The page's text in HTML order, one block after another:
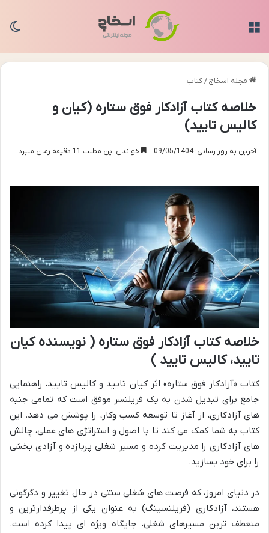
مجله اسخاج/کتاب
خلاصه کتاب آزادکار فوق ستاره (کیان و
کالیس تایید)
آخرین به روز رسانی: 09/05/1404 خواندن این مطلب 11 دقیقه زمان میبرد
خلاصه کتاب آزادکار فوق ستاره ( نویسنده کیان
تایید، کالیس تایید )
کتاب «آزادکار فوق ستاره» اثر کیان تایید و کالیس تایید، راهنمایی
جامع برای تبدیل شدن به یک فریلنسر موفق است که تمامی جنبه
های آزادکاری، از آغاز تا توسعه کسب وکار، را پوشش می دهد. این
کتاب به شما کمک می کند تا با اصول و استراتژی های عملی، چالش
های آزادکاری را مدیریت کرده و مسیر شغلی پربازده و آزادی بخشی
را برای خود بسازید.
در دنیای امروز، که فرصت های شغلی سنتی در حال تغییر و دگرگونی
هستند، آزادکاری (فریلنسینگ) به عنوان یکی از پرطرفدارترین و
منعطف ترین مسیرهای شغلی، جایگاه ویژه ای پیدا کرده است.